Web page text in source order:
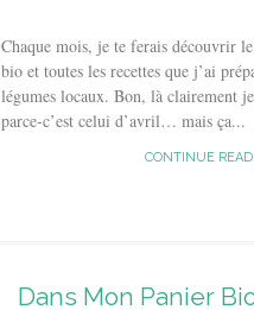
Chaque mois, je te ferais découvrir
bio et toutes les recettes que j’ai
légumes locaux. Bon, là clairement
parce-c’est celui d’avril… mais ça...
CONTINUE
Dans Mon Panier